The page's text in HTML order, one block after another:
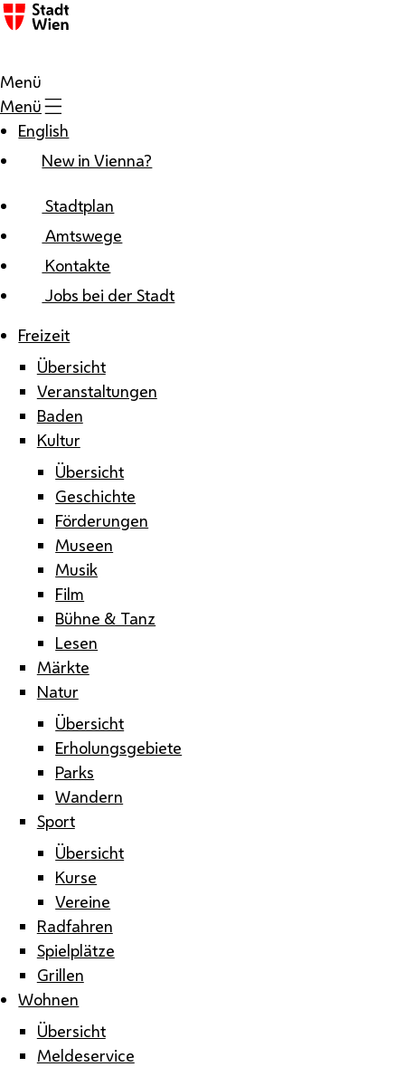
Zum Inhalt
Menü
Menü
English
New in Vienna?
Stadtplan
Amtswege
Kontakte
Jobs bei der Stadt
Freizeit
Übersicht
Veranstaltungen
Baden
Kultur
Übersicht
Geschichte
Förderungen
Museen
Musik
Film
Bühne & Tanz
Lesen
Märkte
Natur
Übersicht
Erholungsgebiete
Parks
Wandern
Sport
Übersicht
Kurse
Vereine
Radfahren
Spielplätze
Grillen
Wohnen
Übersicht
Meldeservice